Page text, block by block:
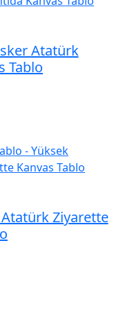
Atatürk
Tablo
Ziyarette